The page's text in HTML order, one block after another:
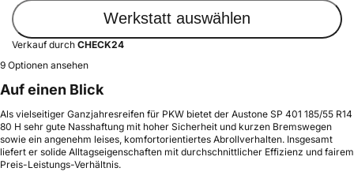
Werkstatt auswählen
Verkauf durch CHECK24
9 Optionen ansehen
Auf einen Blick
Als vielseitiger Ganzjahresreifen für PKW bietet der Austone SP 401 185/55 R14
80 H sehr gute Nasshaftung mit hoher Sicherheit und kurzen Bremswegen
sowie ein angenehm leises, komfortorientiertes Abrollverhalten. Insgesamt
liefert er solide Alltagseigenschaften mit durchschnittlicher Effizienz und fairem
Preis-Leistungs-Verhältnis.